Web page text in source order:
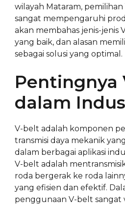
wilayah Mataram,
sangat mempengaruhi
akan membahas jenis-jenis
yang baik, dan alasan
sebagai solusi yang optimal.
Pentingnya
dalam
V-belt adalah komponen
transmisi daya mekanik
dalam berbagai aplikasi
V-belt adalah
roda bergerak ke roda
yang efisien dan efektif.
penggunaan V-belt